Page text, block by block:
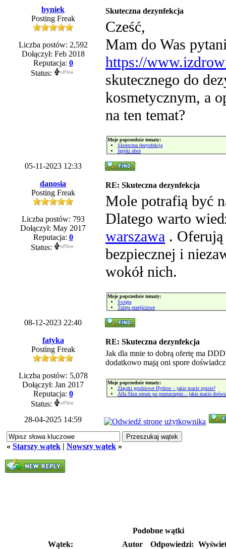
byniek
Posting Freak
Liczba postów: 2,592
Dołączył: Feb 2018
Reputacja: 0
Status:
Skuteczna dezynfekcja
Cześć,
Mam do Was
https://
skutecznego do
kosmetycznym, a
na ten temat?
Moje poprzednie tematy:
Skuteczna dezynfekcja
Języki obce
05-11-2023 12:33
danosia
Posting Freak
Liczba postów: 793
Dołączył: May 2017
Reputacja: 0
Status:
RE: Skuteczna dezynfekcja
Mole potrafią być
Dlatego warto
warszawa .
bezpiecznej i
wokół nich.
Moje poprzednie tematy:
Święta
Tuleje przejściowe
08-12-2023 22:40
fatyka
Posting Freak
Liczba postów: 5,078
Dołączył: Jan 2017
Reputacja: 0
Status:
RE: Skuteczna dezynfekcja
Jak dla mnie to dobrą ofertę ma
dodatkowo mają oni spore
Moje poprzednie tematy:
Złączki grodziowe Hydron – jakie macie opinie?
Alfa Skin serum po przeszczepie – jakie macie
28-04-2025 14:59
« Starszy wątek | Nowszy wątek »
Podobne wątki
Wątek:
Autor Odpowiedzi: